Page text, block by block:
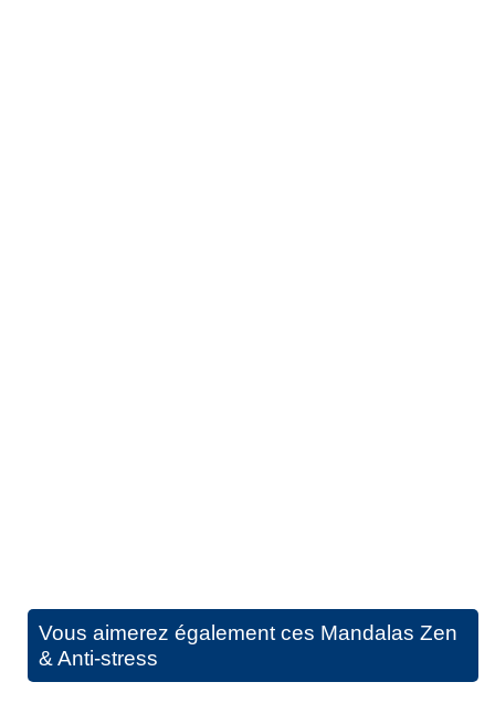
Vous aimerez également ces Mandalas Zen
& Anti-stress